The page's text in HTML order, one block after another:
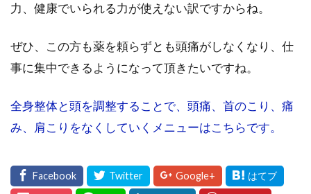
力、健康でいられる力が使えない訳ですからね。
ぜひ、この方も薬を頼らずとも頭痛がしなくなり、仕
事に集中できるようになって頂きたいですね。
全身整体と頭を調整することで、頭痛、首のこり、痛
み、肩こりをなくしていくメニューはこちらです。